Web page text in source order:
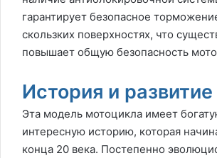
гарантирует безопасное
скользких поверхностях, что
повышает общую безопасность
История и
Эта модель мотоцикла имеет
интересную историю, которая
конца 20 века. Постепенно